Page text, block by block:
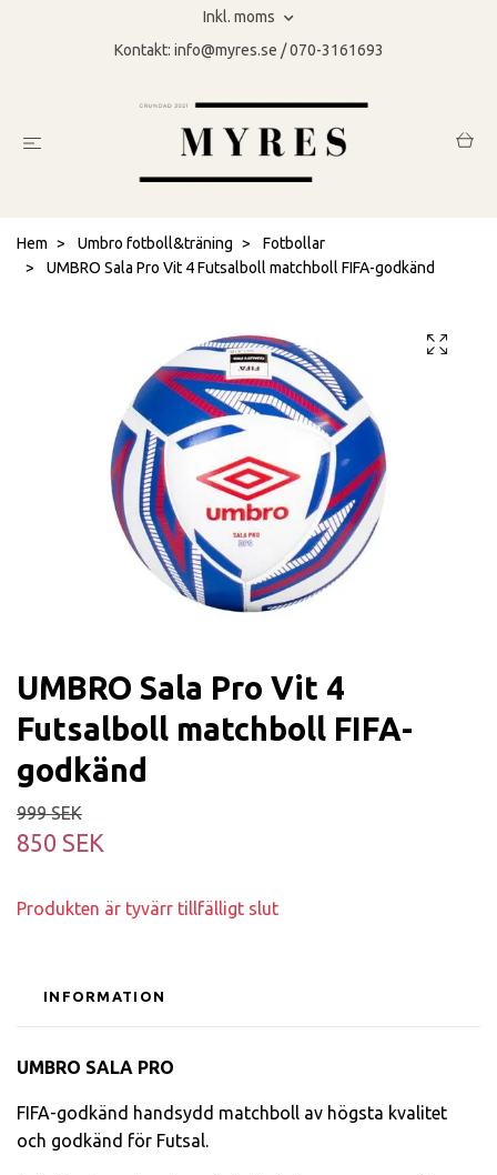
Inkl. moms
Kontakt: info@myres.se / 070-3161693
Hem Umbro fotboll&träning
Fotbollar
UMBRO Sala Pro Vit 4 Futsalboll matchboll FIFA-godkänd
UMBRO Sala Pro Vit 4
Futsalboll matchboll FIFA-
godkänd
999 SEK
850 SEK
Produkten är tyvärr tillfälligt slut
INFORMATION
UMBRO SALA PRO
FIFA-godkänd handsydd matchboll av högsta kvalitet
och godkänd för Futsal.